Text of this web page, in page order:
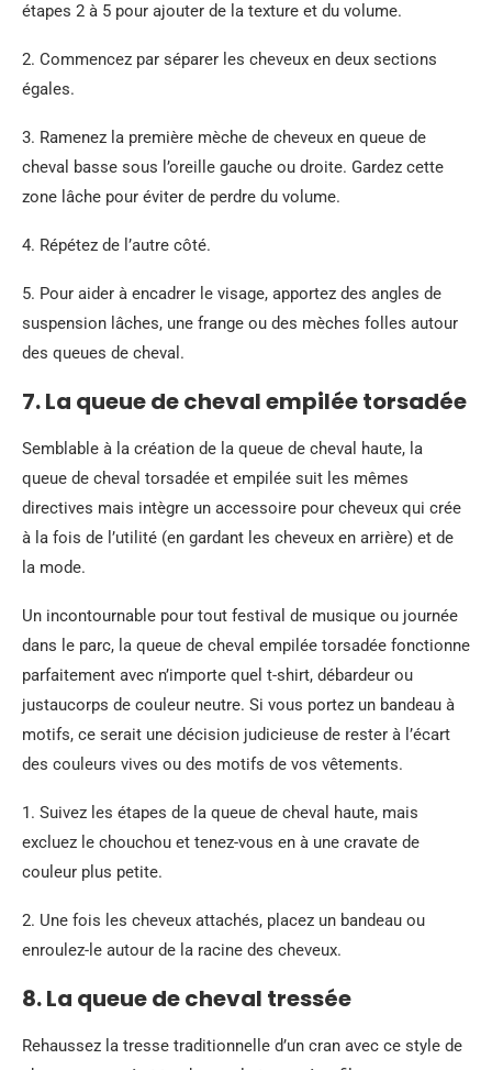
étapes 2 à 5 pour ajouter de la texture et du volume.
2. Commencez par séparer les cheveux en deux sections
égales.
3. Ramenez la première mèche de cheveux en queue de
cheval basse sous l’oreille gauche ou droite. Gardez cette
zone lâche pour éviter de perdre du volume.
4. Répétez de l’autre côté.
5. Pour aider à encadrer le visage, apportez des angles de
suspension lâches, une frange ou des mèches folles autour
des queues de cheval.
7. La queue de cheval empilée torsadée
Semblable à la création de la queue de cheval haute, la
queue de cheval torsadée et empilée suit les mêmes
directives mais intègre un accessoire pour cheveux qui crée
à la fois de l’utilité (en gardant les cheveux en arrière) et de
la mode.
Un incontournable pour tout festival de musique ou journée
dans le parc, la queue de cheval empilée torsadée fonctionne
parfaitement avec n’importe quel t-shirt, débardeur ou
justaucorps de couleur neutre. Si vous portez un bandeau à
motifs, ce serait une décision judicieuse de rester à l’écart
des couleurs vives ou des motifs de vos vêtements.
1. Suivez les étapes de la queue de cheval haute, mais
excluez le chouchou et tenez-vous en à une cravate de
couleur plus petite.
2. Une fois les cheveux attachés, placez un bandeau ou
enroulez-le autour de la racine des cheveux.
8. La queue de cheval tressée
Rehaussez la tresse traditionnelle d’un cran avec ce style de